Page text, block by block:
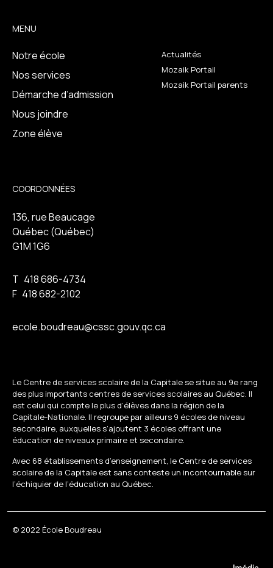
MENU
Notre école
Nos services
Démarche d’admission
Nous joindre
Zone élève
Actualités
Mozaik Portail
Mozaik Portail parents
COORDONNÉES
136, rue Beaucage
Québec (Québec)
G1M 1G6
T 418 686-4734
F 418 682-2102
ecole.boudreau@cssc.gouv.qc.ca
Le Centre de services scolaire de la Capitale se situe au 9e rang
des plus importants centres de services scolaires au Québec. Il
est celui qui compte le plus d’élèves dans la région de la
Capitale-Nationale. Il regroupe par ailleurs 9 écoles de niveau
secondaire, auxquelles s’ajoutent 3 écoles offrant une
éducation de niveaux primaire et secondaire.
Avec 68 établissements d’enseignement, le Centre de services
scolaire de la Capitale est sans conteste un incontournable sur
l’échiquier de l’éducation au Québec.
© 2022 École Boudreau